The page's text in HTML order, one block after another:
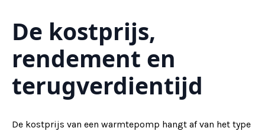
De kostprijs,
rendement en
terugverdientijd
De kostprijs van een warmtepomp hangt af van het type